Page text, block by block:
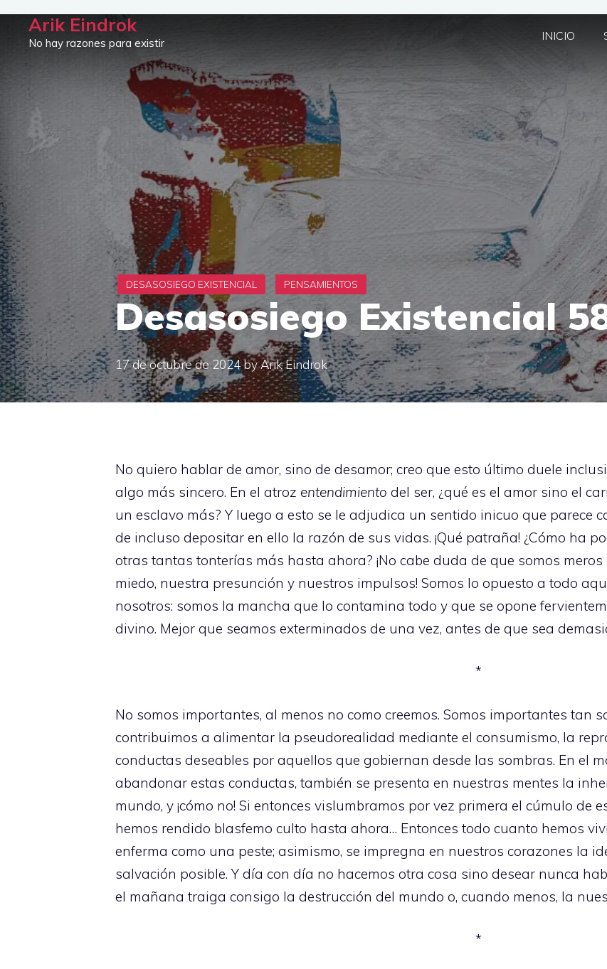
Saltar
contenido
Arik Eindrok
No hay razones para existir
INICIO
Desasosiego Existencial
17 de octubre de 2024byArik Eindrok
No quiero hablar de amor, sino de desamor; creo que esto último duele
algo más sincero. En el atroz entendimiento del ser, ¿qué es el amor sino el
un esclavo más? Y luego a esto se le adjudica un sentido inicuo que parece
de incluso depositar en ello la razón de sus vidas. ¡Qué patraña! ¿Cómo ha
otras tantas tonterías más hasta ahora? ¡No cabe duda de que somos
miedo, nuestra presunción y nuestros impulsos! Somos lo opuesto a todo
nosotros: somos la mancha que lo contamina todo y que se opone
divino. Mejor que seamos exterminados de una vez, antes de que sea
*
No somos importantes, al menos no como creemos. Somos importantes tan
contribuimos a alimentar la pseudorealidad mediante el consumismo, la
conductas deseables por aquellos que gobiernan desde las sombras. En el
abandonar estas conductas, también se presenta en nuestras mentes la
mundo, y ¡cómo no! Si entonces vislumbramos por vez primera el cúmulo de
hemos rendido blasfemo culto hasta ahora… Entonces todo cuanto hemos
enferma como una peste; asimismo, se impregna en nuestros corazones la
salvación posible. Y día con día no hacemos otra cosa sino desear nunca
el mañana traiga consigo la destrucción del mundo o, cuando menos, la
*